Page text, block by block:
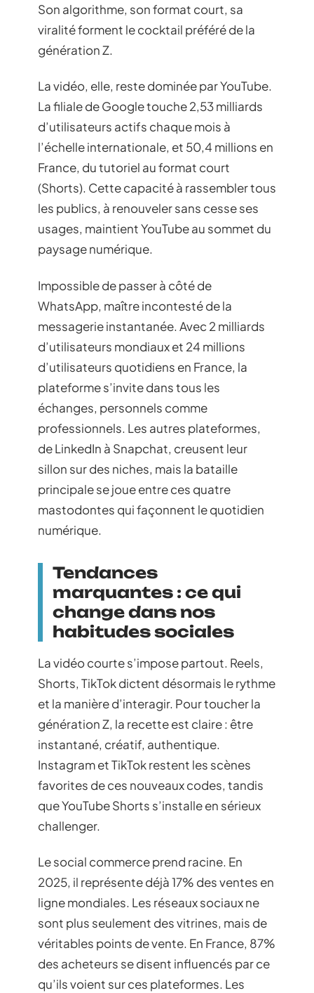
Son algorithme, son format court, sa
viralité forment le cocktail préféré de la
génération Z.
La vidéo, elle, reste dominée par YouTube.
La filiale de Google touche 2,53 milliards
d’utilisateurs actifs chaque mois à
l’échelle internationale, et 50,4 millions en
France, du tutoriel au format court
(Shorts). Cette capacité à rassembler tous
les publics, à renouveler sans cesse ses
usages, maintient YouTube au sommet du
paysage numérique.
Impossible de passer à côté de
WhatsApp, maître incontesté de la
messagerie instantanée. Avec 2 milliards
d’utilisateurs mondiaux et 24 millions
d’utilisateurs quotidiens en France, la
plateforme s’invite dans tous les
échanges, personnels comme
professionnels. Les autres plateformes,
de LinkedIn à Snapchat, creusent leur
sillon sur des niches, mais la bataille
principale se joue entre ces quatre
mastodontes qui façonnent le quotidien
numérique.
Tendances
marquantes : ce qui
change dans nos
habitudes sociales
La vidéo courte s’impose partout. Reels,
Shorts, TikTok dictent désormais le rythme
et la manière d’interagir. Pour toucher la
génération Z, la recette est claire : être
instantané, créatif, authentique.
Instagram et TikTok restent les scènes
favorites de ces nouveaux codes, tandis
que YouTube Shorts s’installe en sérieux
challenger.
Le social commerce prend racine. En
2025, il représente déjà 17% des ventes en
ligne mondiales. Les réseaux sociaux ne
sont plus seulement des vitrines, mais de
véritables points de vente. En France, 87%
des acheteurs se disent influencés par ce
qu’ils voient sur ces plateformes. Les